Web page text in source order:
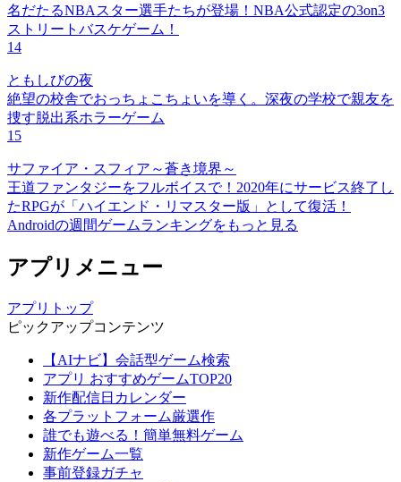
名だたるNBAスター選手たちが登場！NBA公式認定の3on3
ストリートバスケゲーム！
14
ともしびの夜
絶望の校舎でおっちょこちょいを導く。深夜の学校で親友を
捜す脱出系ホラーゲーム
15
サファイア・スフィア～蒼き境界～
王道ファンタジーをフルボイスで！2020年にサービス終了し
たRPGが「ハイエンド・リマスター版」として復活！
Androidの週間ゲームランキングをもっと見る
アプリメニュー
アプリトップ
ピックアップコンテンツ
【AIナビ】会話型ゲーム検索
アプリ おすすめゲームTOP20
新作配信日カレンダー
各プラットフォーム厳選作
誰でも遊べる！簡単無料ゲーム
新作ゲーム一覧
事前登録ガチャ